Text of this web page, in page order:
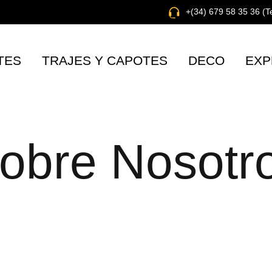
+(34) 679 58 35 36
TRAJES Y CAPOTES DECO